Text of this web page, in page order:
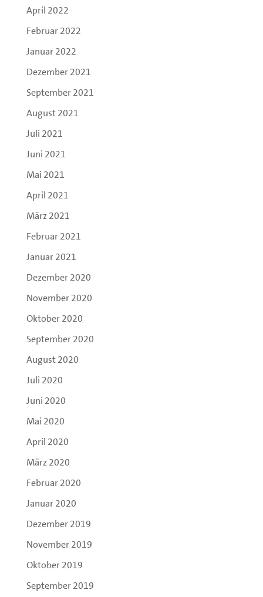
April 2022
Februar 2022
Januar 2022
Dezember 2021
September 2021
August 2021
Juli 2021
Juni 2021
Mai 2021
April 2021
März 2021
Februar 2021
Januar 2021
Dezember 2020
November 2020
Oktober 2020
September 2020
August 2020
Juli 2020
Juni 2020
Mai 2020
April 2020
März 2020
Februar 2020
Januar 2020
Dezember 2019
November 2019
Oktober 2019
September 2019